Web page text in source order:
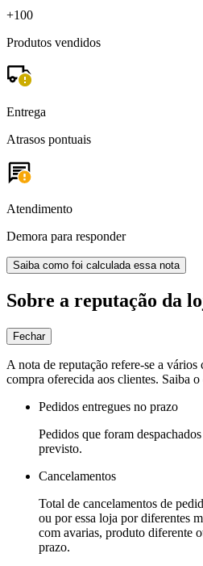
+100
Produtos vendidos
Entrega
Atrasos pontuais
Atendimento
Demora para responder
Saiba como foi calculada essa nota
Sobre a reputação da
Fechar
A nota de reputação refere-se a
compra oferecida aos clientes. Saiba
Pedidos entregues no prazo
Pedidos que foram
previsto.
Cancelamentos
Total de cancelamentos de
ou por essa loja por diferentes
com avarias, produto diferente
prazo.